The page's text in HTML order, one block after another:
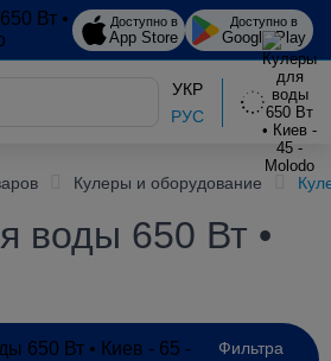
Доступно в
App Store
Доступно в
Google Play
УКР
РУС
Кулеры и оборудование
воды 650 Вт •
Фильтра